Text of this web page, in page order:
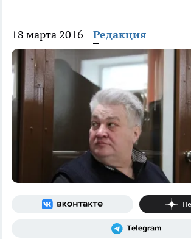
18 марта 2016 Редакция